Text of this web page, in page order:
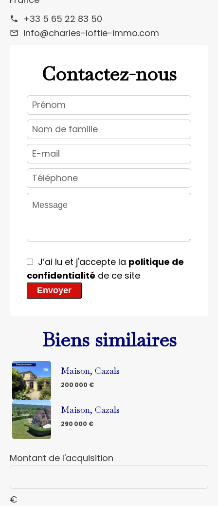
+33 5 65 22 83 50
info@charles-loftie-immo.com
Contactez-nous
J’ai lu et j'accepte la politique de
confidentialité de ce site
Envoyer
Biens similaires
Maison, Cazals
200 000 €
Maison, Cazals
290 000 €
Montant de l'acquisition
€